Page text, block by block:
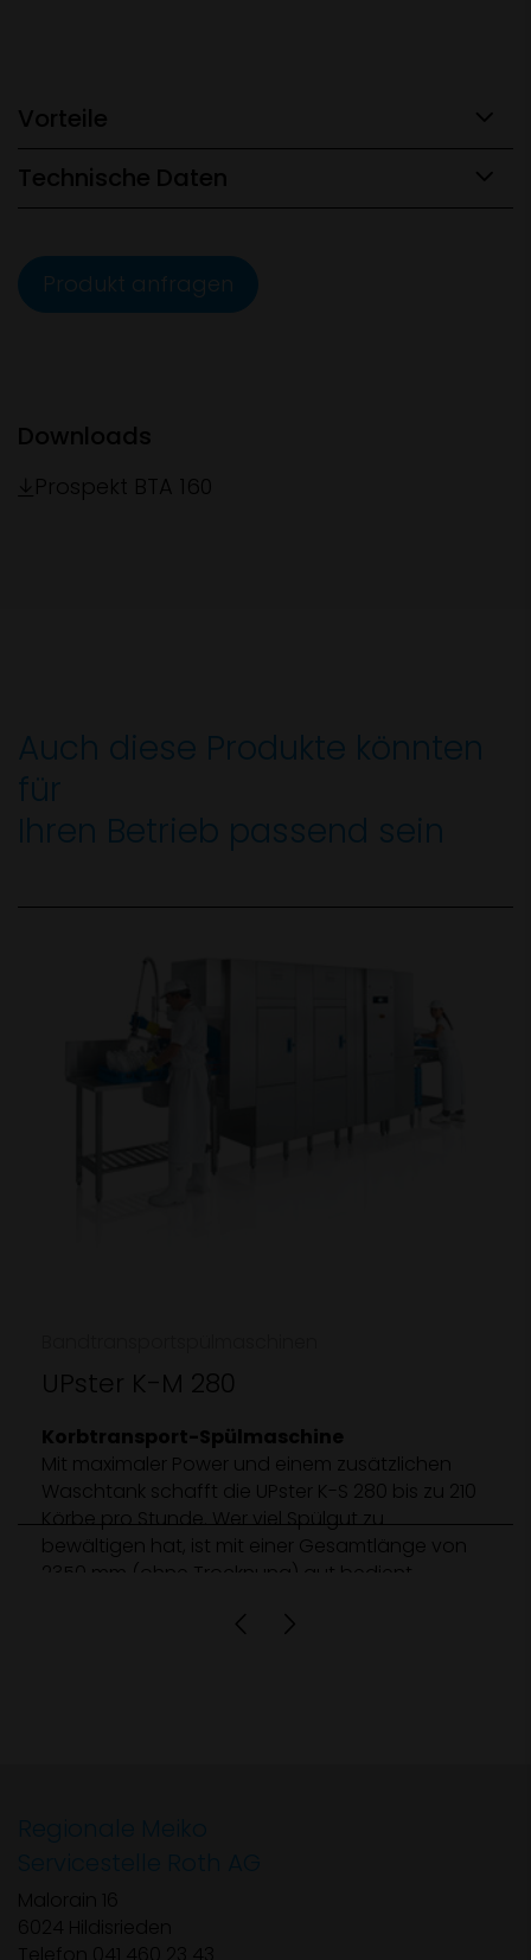
Vorteile
Technische Daten
Produkt anfragen
Downloads
Prospekt BTA 160
Auch diese Produkte könnten
für
Ihren Betrieb passend sein
UPster K-M 280
Korbtransport-Spülmaschine
Mit maximaler Power und einem zusätzlichen
Waschtank schafft die UPster K-S 280 bis zu 210
Körbe pro Stunde. Wer viel Spülgut zu
bewältigen hat, ist mit einer Gesamtlänge von
2350 mm (ohne Trocknung) gut bedient.